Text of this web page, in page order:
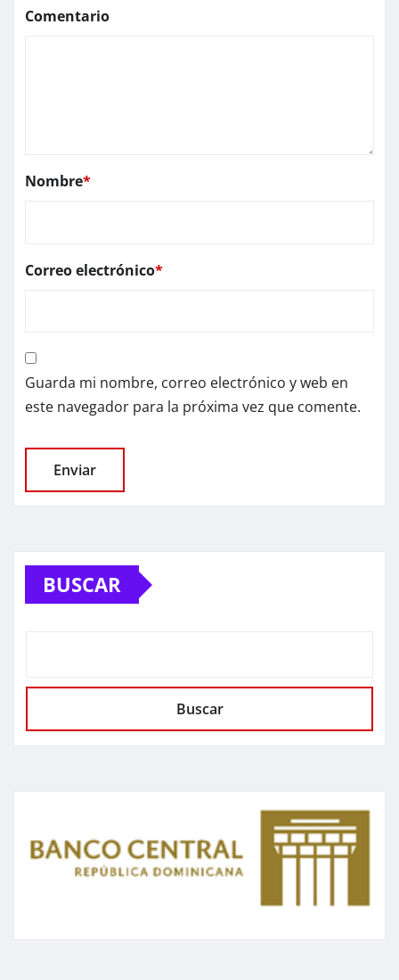
Comentario
Nombre*
Correo electrónico*
Guarda mi nombre, correo electrónico y web en
este navegador para la próxima vez que comente.
BUSCAR
Buscar